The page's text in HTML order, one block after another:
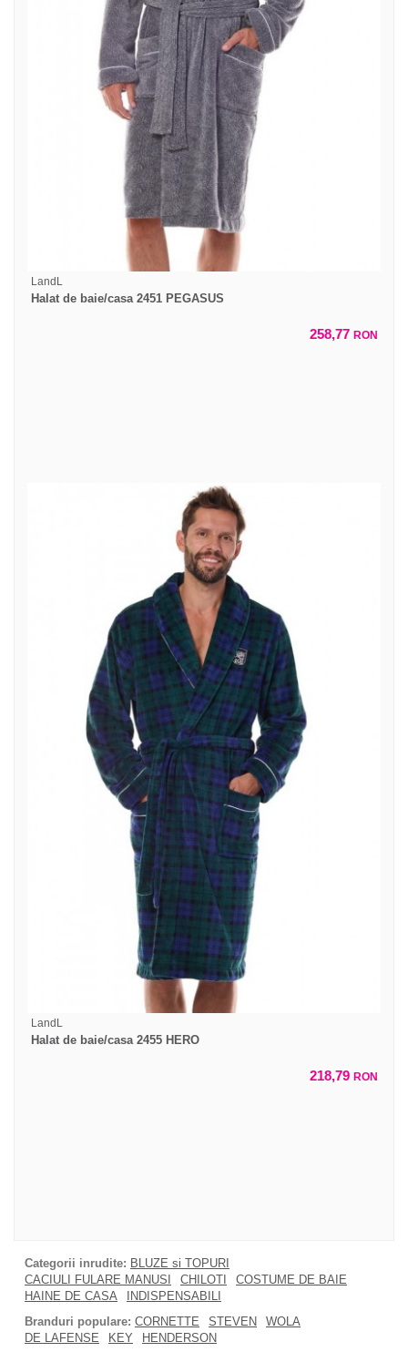
LandL
Halat de baie/casa 2451 PEGASUS
258,77 RON
LandL
Halat de baie/casa 2455 HERO
218,79 RON
Categorii inrudite: BLUZE si TOPURI
CACIULI FULARE MANUSI
CHILOTI
COSTUME DE BAIE
HAINE DE CASA
INDISPENSABILI
Branduri populare: CORNETTE STEVEN
WOLA
DE LAFENSE
KEY HENDERSON